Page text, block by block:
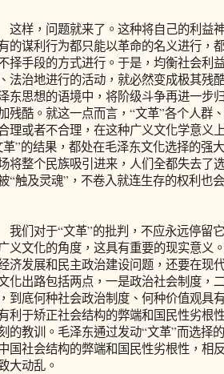
样，问题就来了。这种将自己的利益
的谋利行为都只能以革命的名义进行，
择手段的方式进行。于是，均衡社会利
法治地进行的活动，就必然变成极其残
东思想的语境中，将阶级斗争再进一步
残酷。就这一点而言，“文革”各个人群
理或者不合理，在这种广义文化学意义
革”的结果，都处在毛泽东文化选择的强
将整个民族吸引进来，人们全都失去了
“触及灵魂”，不卷入就连生存的权利也
们对于“文革”的批判，不应永远停留
义文化的角度，这具有重要的现实意义
济发展和民主政治建设问题，还要在现
化出路包括两点，一是政治社会制度，
到底何种社会政治制度、何种价值观具
利于矫正社会结构的弊端和国民性劣根
的教训。毛泽东通过发动“文革”而选择
国社会结构的弊端和国民性劣根性，相
大动乱。